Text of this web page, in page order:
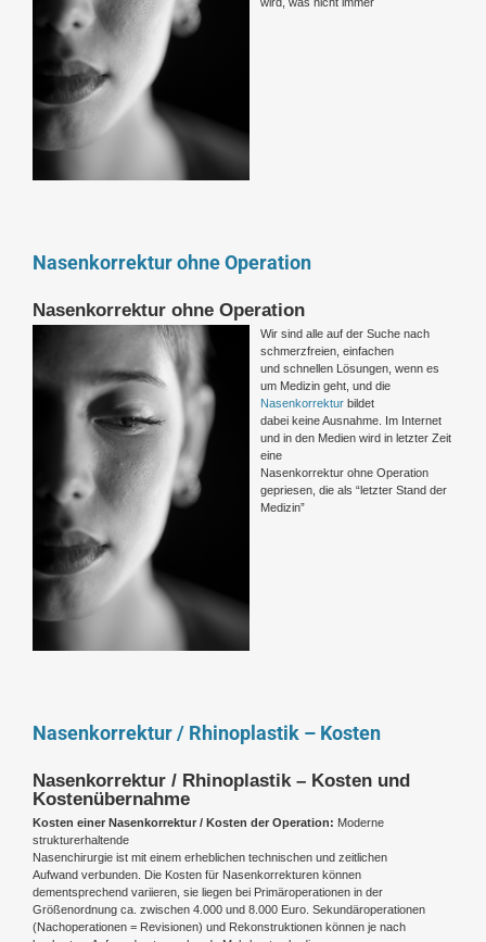
Nasenkorrektur ohne Operation
Nasenkorrektur ohne Operation
Wir sind alle auf der Suche nach
schmerzfreien, einfachen
und schnellen Lösungen, wenn es
um Medizin geht, und die
Nasenkorrektur bildet
dabei keine Ausnahme. Im Internet
und in den Medien wird in letzter Zeit
eine
Nasenkorrektur ohne Operation
gepriesen, die als “letzter Stand der
Medizin”
Nasenkorrektur / Rhinoplastik – Kosten
Nasenkorrektur / Rhinoplastik – Kosten und
Kostenübernahme
Kosten einer Nasenkorrektur / Kosten der Operation: Moderne
strukturerhaltende
Nasenchirurgie ist mit einem erheblichen technischen und zeitlichen
Aufwand verbunden. Die Kosten für Nasenkorrekturen können
dementsprechend variieren, sie liegen bei Primäroperationen in der
Größenordnung ca. zwischen 4.000 und 8.000 Euro. Sekundäroperationen
(Nachoperationen = Revisionen) und Rekonstruktionen können je nach